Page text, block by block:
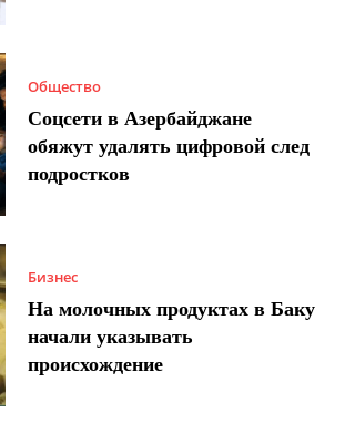
Общество
Соцсети в Азербайджане
обяжут удалять цифровой след
подростков
Бизнес
На молочных продуктах в Баку
начали указывать
происхождение